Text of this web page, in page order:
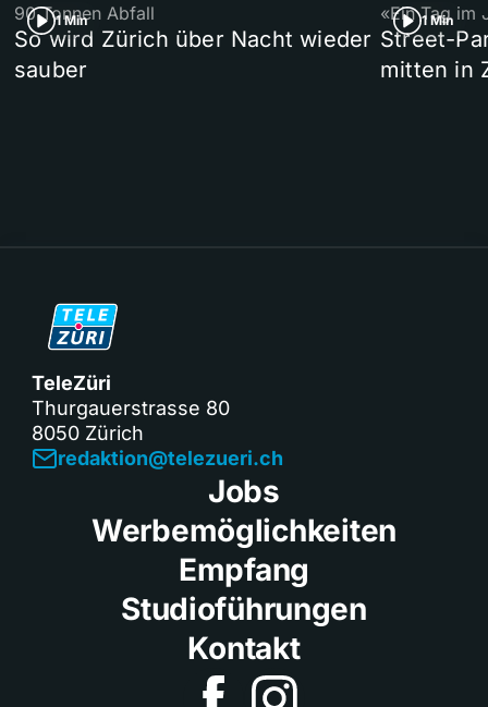
1 Min
90 Tonnen Abfall
So wird Zürich über Nacht wieder
sauber
1 Min
«Ein Tag im
Street-
mitten in
TeleZüri
Thurgauerstrasse 80
8050 Zürich
redaktion@telezueri.ch
Jobs
Werbemöglichkeiten
Empfang
Studioführungen
Kontakt